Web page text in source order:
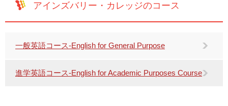
アインズバリー・カレッジのコース
一般英語コース-English for General Purpose
進学英語コース-English for Academic Purposes Course